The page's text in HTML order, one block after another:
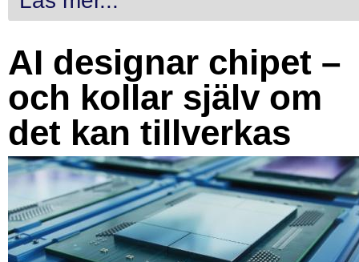
AI designar chipet –
och kollar själv om
det kan tillverkas